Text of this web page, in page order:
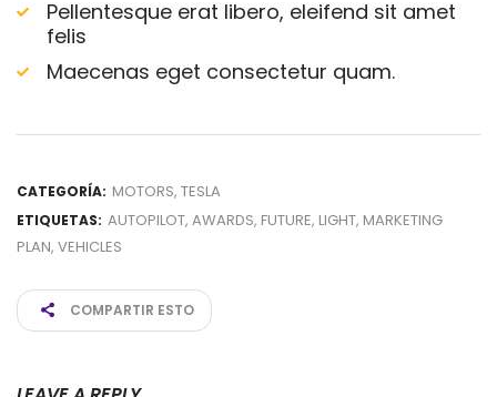
Pellentesque erat libero, eleifend sit amet
felis
Maecenas eget consectetur quam.
CATEGORÍA: MOTORS, TESLA
ETIQUETAS: AUTOPILOT, AWARDS, FUTURE, LIGHT, MARKETING
PLAN, VEHICLES
COMPARTIR ESTO